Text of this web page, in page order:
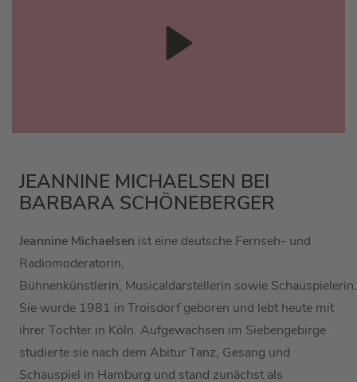
JEANNINE MICHAELSEN BEI
BARBARA SCHÖNEBERGER
Jeannine Michaelsen ist eine deutsche Fernseh- und
Radiomoderatorin,
Bühnenkünstlerin, Musicaldarstellerin sowie Schauspielerin.
Sie wurde 1981 in Troisdorf geboren und lebt heute mit
ihrer Tochter in Köln. Aufgewachsen im Siebengebirge
studierte sie nach dem Abitur Tanz, Gesang und
Schauspiel in Hamburg und stand zunächst als